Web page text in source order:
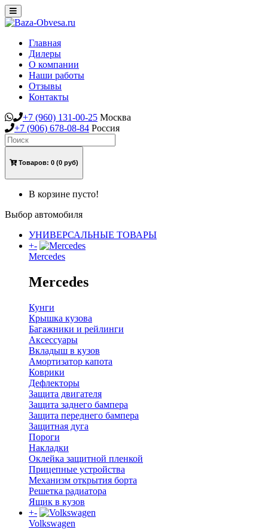
Toggle
navigation
Главная
Дилеры
О компании
Наши работы
Отзывы
Контакты
+7 (960) 131-00-25 Москва
+7 (906) 678-08-84 Россия
Товаров: 0 (0 руб)
В корзине пусто!
Выбор автомобиля
УНИВЕРСАЛЬНЫЕ ТОВАРЫ
+-
Mercedes
Mercedes
Кунги
Крышка кузова
Багажники и рейлинги
Аксессуары
Вкладыш в кузов
Амортизатор капота
Коврики
Дефлекторы
Защита двигателя
Защита заднего бампера
Защита переднего бампера
Защитная дуга
Пороги
Накладки
Оклейка защитной пленкой
Прицепные устройства
Механизм открытия борта
Решетка радиатора
Ящик в кузов
+-
Volkswagen